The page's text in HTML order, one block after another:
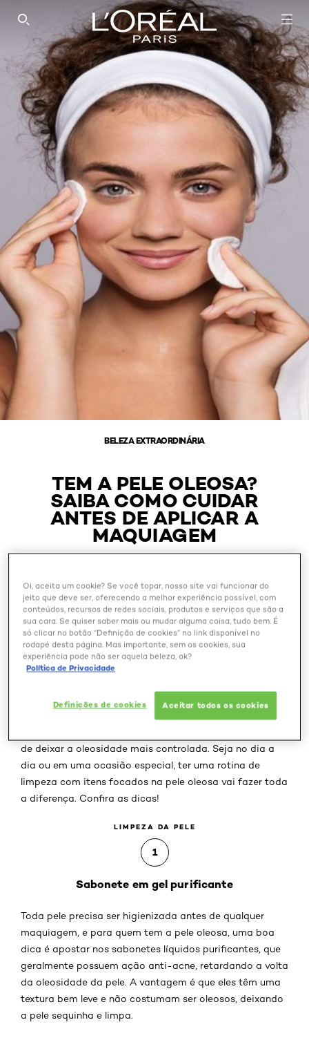
SEARCH THIS SITE
BELEZA EXTRAORDINÁRIA
TEM A PELE OLEOSA?
SAIBA COMO CUIDAR
ANTES DE APLICAR A
MAQUIAGEM
Outubro 28, 2024
Você sabia que a oleosidade da pele pode fazer com
É por isso que ter algunscuidados com a pele do rosto
de deixar a oleosidade mais controlada. Seja no dia a
dia ou em uma ocasião especial, ter uma rotina de
limpeza com itens focados na pele oleosa vai fazer toda
a diferença. Confira as dicas!
LIMPEZA DA PELE
1
Sabonete em gel purificante
Toda pele precisa ser higienizada antes de qualquer
maquiagem, e para quem tem a pele oleosa, uma boa
dica é apostar nos sabonetes líquidos purificantes, que
geralmente possuem ação anti-acne, retardando a volta
da oleosidade da pele. A vantagem é que eles têm uma
textura bem leve e não costumam ser oleosos, deixando
a pele sequinha e limpa.
Oi, aceita um cookie? Se você topar, nosso site vai funcionar do
jeito que deve ser, oferecendo a melhor experiência possível, com
conteúdos, recursos de redes sociais, produtos e serviços que são a
sua cara. Se quiser saber mais ou mudar alguma coisa, tudo bem. É
só clicar no botão “Definição de cookies” no link disponível no
rodapé desta página. Mas importante, sem os cookies, sua
experiência pode não ser aquela beleza, ok?
Política de Privacidade
Definições de cookies Aceitar todos os cookies